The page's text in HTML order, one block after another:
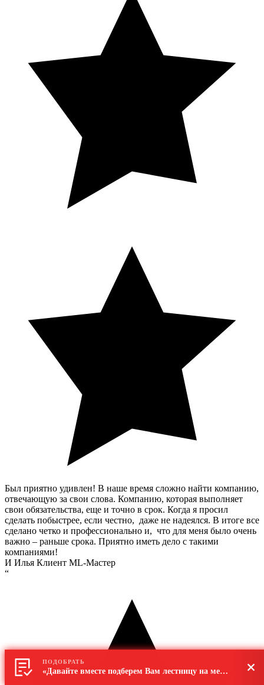
Был приятно удивлен! В наше время сложно найти компанию,
отвечающую за свои слова. Компанию, которая выполняет
свои обязательства, еще и точно в срок. Когда я просил
сделать побыстрее, если честно, даже не надеялся. В итоге все
сделано четко и профессионально и, что для меня было очень
важно – раньше срока. Приятно иметь дело с такими
компаниями!
И Илья Клиент ML-Мастер
“
ПОДОБРАТЬ
«Давайте вместе подберем Вам лестницу на металлокаркасе»